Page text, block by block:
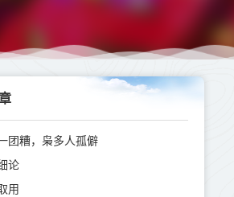
团糟，枭多人孤僻
论
用